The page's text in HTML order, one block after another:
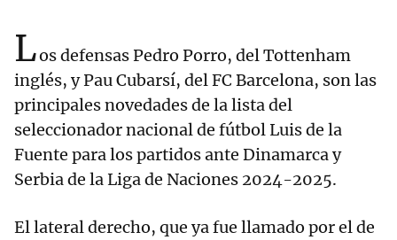
Los defensas Pedro Porro, del Tottenham
inglés, y Pau Cubarsí, del FC Barcelona, son las
principales novedades de la lista del
seleccionador nacional de fútbol Luis de la
Fuente para los partidos ante Dinamarca y
Serbia de la Liga de Naciones 2024-2025.
El lateral derecho, que ya fue llamado por el de